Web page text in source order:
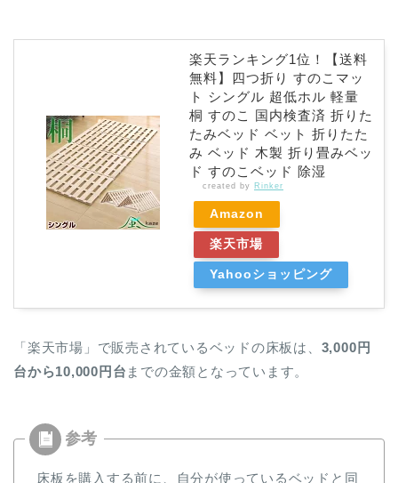
楽天ランキング1位！【送料
無料】四つ折り すのこマッ
ト シングル 超低ホル 軽量
桐 すのこ 国内検査済 折りた
たみベッド ベット 折りたた
み ベッド 木製 折り畳みベッ
ド すのこベッド 除湿
created by Rinker
Amazon
楽天市場
Yahooショッピング
「楽天市場」で販売されているベッドの床板は、 3,000円
台から10,000円台 までの金額となっています。
床板を購入する前に、自分が使っているベッドと同